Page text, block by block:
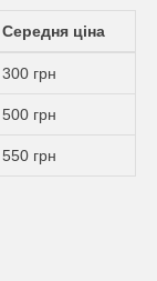
Середня ціна
300 грн
500 грн
550 грн